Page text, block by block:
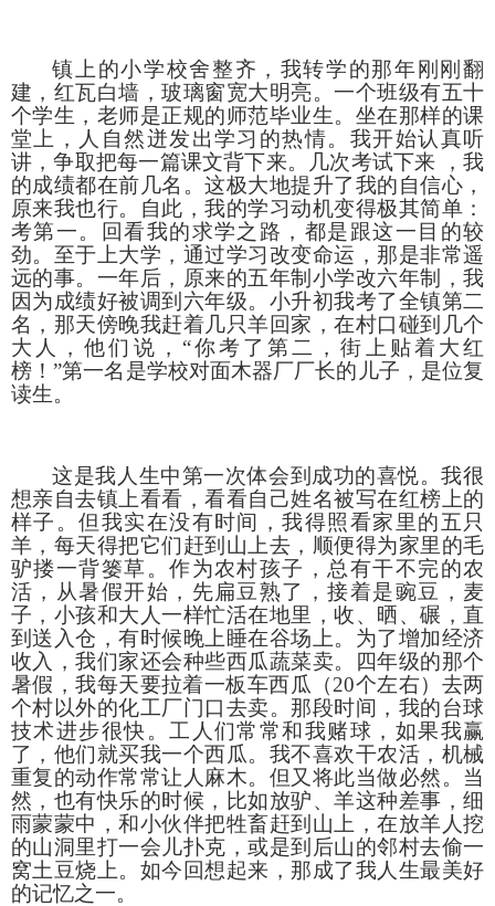
镇上的小学校舍整齐，我转学的那年刚刚翻
建，红瓦白墙，玻璃窗宽大明亮。一个班级有五十
个学生，老师是正规的师范毕业生。坐在那样的课
堂上，人自然迸发出学习的热情。我开始认真听
讲，争取把每一篇课文背下来。几次考试下来
，我
的成绩都在前几名。这极大地提升了我的自信心，
原来我也行。自此，我的学习动机变得极其简单：
考第一。回看我的求学之路，都是跟这一目的较
劲。至于上大学，通过学习改变命运，那是非常遥
远的事。一年后，原来的五年制小学改六年制，我
因为成绩好被调到六年级。小升初我考了全镇第二
名，那天傍晚我赶着几只羊回家，在村口碰到几个
大人，他们说， “你考了第二，街上贴着大红
榜！”第一名是学校对面木器厂厂长的儿子，是位复
读生。
这是我人生中第一次体会到成功的喜悦。我很
想亲自去镇上看看，看看自己姓名被写在红榜上的
样子。但我实在没有时间，我得照看家里的五只
羊，每天得把它们赶到山上去，顺便得为家里的毛
驴搂一背篓草。作为农村孩子，总有干不完的农
活，从暑假开始，先扁豆熟了，接着是豌豆，麦
子，小孩和大人一样忙活在地里，收、晒、碾，直
到送入仓，有时候晚上睡在谷场上。为了增加经济
收入，我们家还会种些西瓜蔬菜卖。四年级的那个
暑假，我每天要拉着一板车西瓜（20个左右）去两
个村以外的化工厂门口去卖。那段时间，我的台球
技术进步很快。工人们常常和我赌球，如果我赢
了，他们就买我一个西瓜。我不喜欢干农活，机械
重复的动作常常让人麻木。但又将此当做必然。当
然，也有快乐的时候，比如放驴、羊这种差事，细
雨蒙蒙中，和小伙伴把牲畜赶到山上，在放羊人挖
的山洞里打一会儿扑克，或是到后山的邻村去偷一
窝土豆烧上。如今回想起来，那成了我人生最美好
的记忆之一。